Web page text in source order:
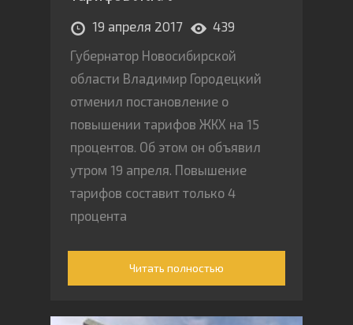
19 апреля 2017
439
Губернатор Новосибирской
области Владимир Городецкий
отменил постановление о
повышении тарифов ЖКХ на 15
процентов. Об этом он объявил
утром 19 апреля. Повышение
тарифов составит только 4
процента
Читать полностью